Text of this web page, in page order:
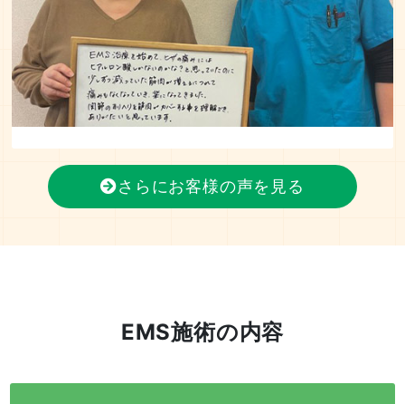
さらにお客様の声を見る
EMS施術の内容